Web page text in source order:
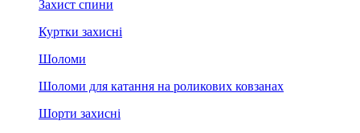
Захист спини
Куртки захисні
Шоломи
Шоломи для катання на роликових ковзанах
Шорти захисні